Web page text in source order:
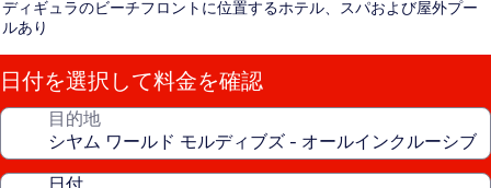
星
泊
施
設
ディギュラのビーチフロントに位置するホテル、スパおよび屋外プー
ルあり
日付を選択して料金を確認
目的地